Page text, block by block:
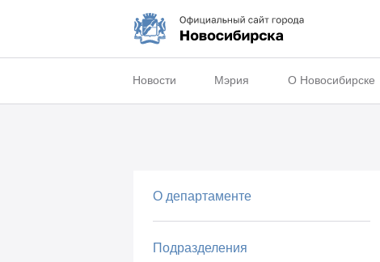
Новости Мэрия О Новосибирске
О департаменте
Подразделения